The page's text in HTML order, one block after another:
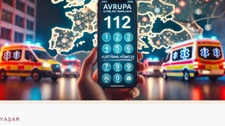
YAŞAM